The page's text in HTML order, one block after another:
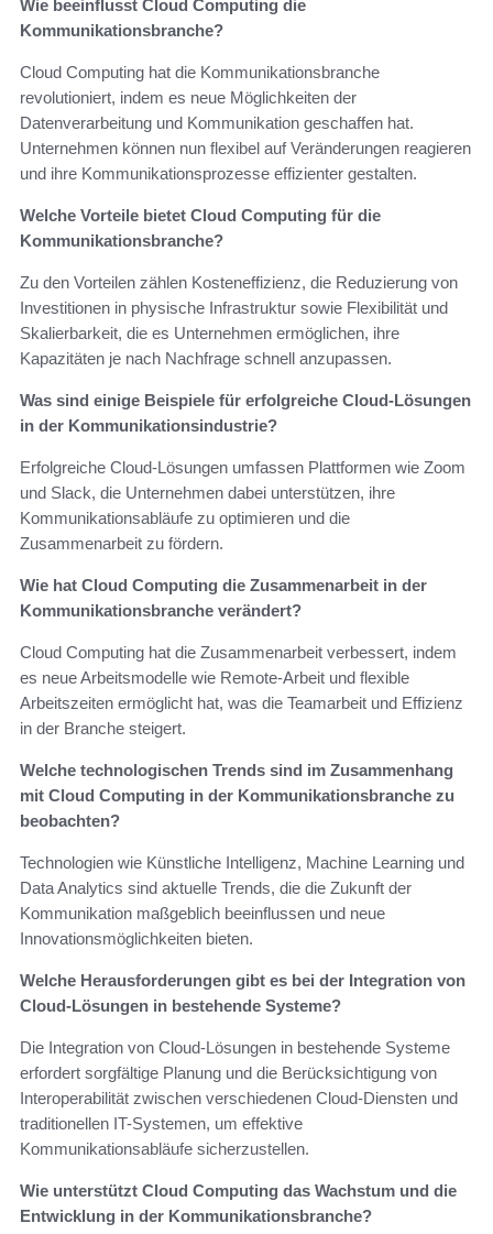
Wie beeinflusst Cloud Computing die
Kommunikationsbranche?
Cloud Computing hat die Kommunikationsbranche
revolutioniert, indem es neue Möglichkeiten der
Datenverarbeitung und Kommunikation geschaffen hat.
Unternehmen können nun flexibel auf Veränderungen reagieren
und ihre Kommunikationsprozesse effizienter gestalten.
Welche Vorteile bietet Cloud Computing für die
Kommunikationsbranche?
Zu den Vorteilen zählen Kosteneffizienz, die Reduzierung von
Investitionen in physische Infrastruktur sowie Flexibilität und
Skalierbarkeit, die es Unternehmen ermöglichen, ihre
Kapazitäten je nach Nachfrage schnell anzupassen.
Was sind einige Beispiele für erfolgreiche Cloud-Lösungen
in der Kommunikationsindustrie?
Erfolgreiche Cloud-Lösungen umfassen Plattformen wie Zoom
und Slack, die Unternehmen dabei unterstützen, ihre
Kommunikationsabläufe zu optimieren und die
Zusammenarbeit zu fördern.
Wie hat Cloud Computing die Zusammenarbeit in der
Kommunikationsbranche verändert?
Cloud Computing hat die Zusammenarbeit verbessert, indem
es neue Arbeitsmodelle wie Remote-Arbeit und flexible
Arbeitszeiten ermöglicht hat, was die Teamarbeit und Effizienz
in der Branche steigert.
Welche technologischen Trends sind im Zusammenhang
mit Cloud Computing in der Kommunikationsbranche zu
beobachten?
Technologien wie Künstliche Intelligenz, Machine Learning und
Data Analytics sind aktuelle Trends, die die Zukunft der
Kommunikation maßgeblich beeinflussen und neue
Innovationsmöglichkeiten bieten.
Welche Herausforderungen gibt es bei der Integration von
Cloud-Lösungen in bestehende Systeme?
Die Integration von Cloud-Lösungen in bestehende Systeme
erfordert sorgfältige Planung und die Berücksichtigung von
Interoperabilität zwischen verschiedenen Cloud-Diensten und
traditionellen IT-Systemen, um effektive
Kommunikationsabläufe sicherzustellen.
Wie unterstützt Cloud Computing das Wachstum und die
Entwicklung in der Kommunikationsbranche?